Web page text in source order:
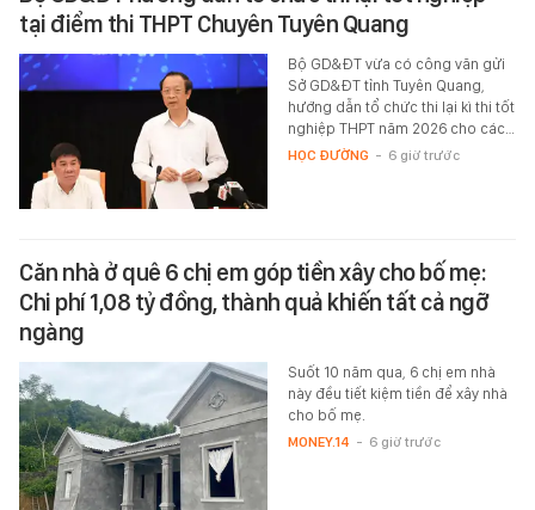
tại điểm thi THPT Chuyên Tuyên Quang
Bộ GD&ĐT vừa có công văn gửi
Sở GD&ĐT tỉnh Tuyên Quang,
hướng dẫn tổ chức thi lại kì thi tốt
nghiệp THPT năm 2026 cho các…
HỌC ĐƯỜNG - 6 giờ trước
Căn nhà ở quê 6 chị em góp tiền xây cho bố mẹ:
Chi phí 1,08 tỷ đồng, thành quả khiến tất cả ngỡ
ngàng
Suốt 10 năm qua, 6 chị em nhà
này đều tiết kiệm tiền để xây nhà
cho bố mẹ.
MONEY.14 - 6 giờ trước